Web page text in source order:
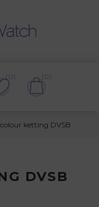
(0) (0)
ketting DVSB
DVSB